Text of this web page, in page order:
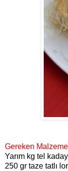
Gereken
Yarım kg tel
250 gr taze tatlı lor